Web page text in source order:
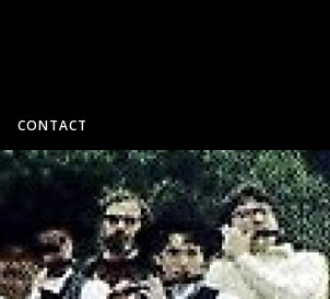
CONTACT